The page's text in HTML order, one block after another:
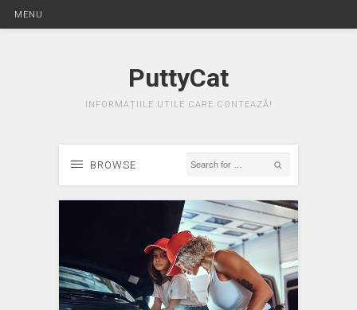
MENU
PuttyCat
INFORMAȚIILE UTILE CARE CONTEAZĂ!
BROWSE